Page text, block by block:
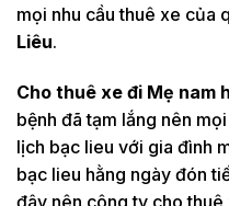
mọi nhu cầu thuê xe của
Liêu.
Cho thuê xe đi Mẹ nam
bệnh đã tạm lắng nên
lịch bạc lieu với gia đình
bạc lieu hằng ngày đón